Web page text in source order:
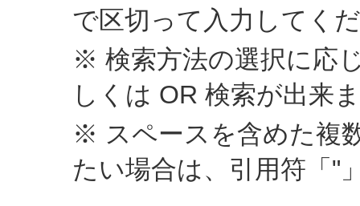
で区切って入力してく
※ 検索方法の選択に応
しくは OR 検索が出来
※ スペースを含めた複
たい場合は、引用符「"